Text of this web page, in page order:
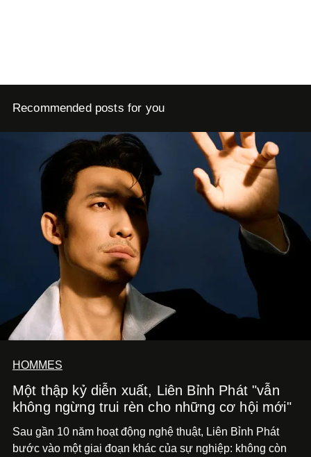
Recommended posts for you
HOMMES
Một thập kỷ diễn xuất, Liên Bỉnh Phát "vẫn
không ngừng trui rèn cho những cơ hội mới"
Sau gần 10 năm hoạt động nghệ thuật, Liên Bỉnh Phát
bước vào một giai đoạn khác của sự nghiệp: không còn